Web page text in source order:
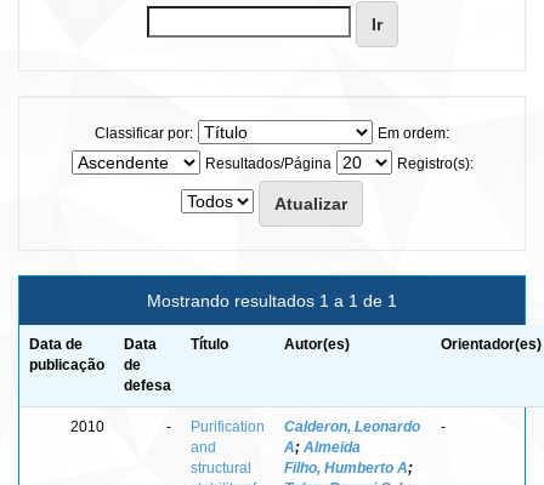
Classificar por:
Em ordem:
Resultados/Página
Registro(s):
Mostrando resultados 1 a 1 de 1
Data de
publicação
Data
de
defesa
Título Autor(es) Orientador(es)
2010 -
Purification
and
structural
Calderon, Leonardo
A; Almeida
Filho, Humberto A;
-